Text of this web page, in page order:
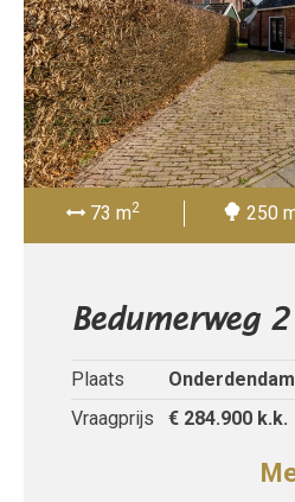
73 m2 250
Bedumerweg
Plaats
Onderdendam
Vraagprijs
€ 284.900 k.k.